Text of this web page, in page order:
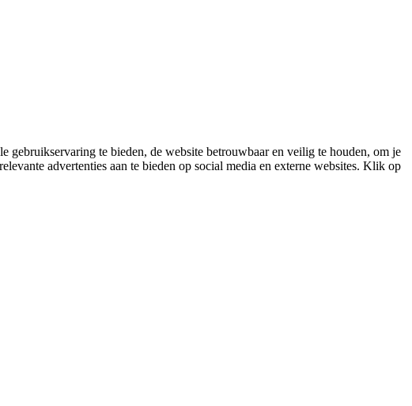
te bieden, de website betrouwbaar en veilig te houden, om je
advertenties aan te bieden op social media en externe websites. Klik op